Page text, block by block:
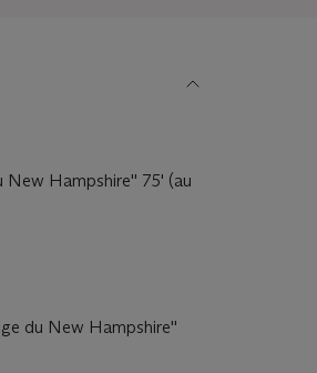
Hampshire'' 75' (au
du New Hampshire''